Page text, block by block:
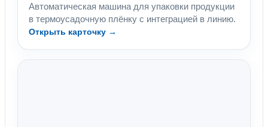
Автоматическая машина для упаковки продукции
в термоусадочную плёнку с интеграцией в линию.
Открыть карточку →